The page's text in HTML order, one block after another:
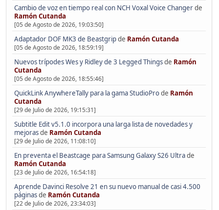
Cambio de voz en tiempo real con NCH Voxal Voice Changerde
Ramón Cutanda
[05 de Agosto de 2026, 19:03:50]
Adaptador DOF MK3 de Beastgripde Ramón Cutanda
[05 de Agosto de 2026, 18:59:19]
Nuevos trípodes Wes y Ridley de 3 Legged Thingsde Ramón
Cutanda
[05 de Agosto de 2026, 18:55:46]
QuickLink AnywhereTally para la gama StudioProde Ramón
Cutanda
[29 de Julio de 2026, 19:15:31]
Subtitle Edit v5.1.0 incorpora una larga lista de novedades y
mejorasde Ramón Cutanda
[29 de Julio de 2026, 11:08:10]
En preventa el Beastcage para Samsung Galaxy S26 Ultrade
Ramón Cutanda
[23 de Julio de 2026, 16:54:18]
Aprende Davinci Resolve 21 en su nuevo manual de casi 4.500
páginasde Ramón Cutanda
[22 de Julio de 2026, 23:34:03]